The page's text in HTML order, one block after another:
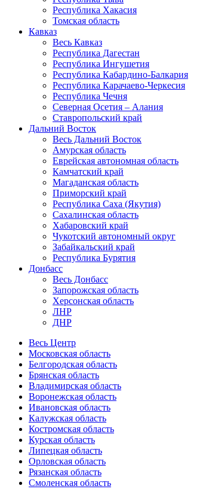
Республика Хакасия
Томская область
Кавказ
Весь Кавказ
Республика Дагестан
Республика Ингушетия
Республика Кабардино-Балкария
Республика Карачаево-Черкесия
Республика Чечня
Северная Осетия – Алания
Ставропольский край
Дальний Восток
Весь Дальний Восток
Амурская область
Еврейская автономная область
Камчатский край
Магаданская область
Приморский край
Республика Саха (Якутия)
Сахалинская область
Хабаровский край
Чукотский автономный округ
Забайкальский край
Республика Бурятия
Донбасс
Весь Донбасс
Запорожская область
Херсонская область
ЛНР
ДНР
Весь Центр
Московская область
Белгородская область
Брянская область
Владимирская область
Воронежская область
Ивановская область
Калужская область
Костромская область
Курская область
Липецкая область
Орловская область
Рязанская область
Смоленская область